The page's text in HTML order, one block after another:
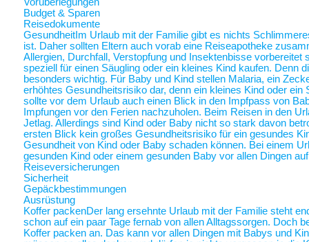
Budget & Sparen
Reisedokumente
Gesundheit Im Urlaub mit der Familie gibt es nichts
ist. Daher sollten Eltern auch vorab eine Reiseapotheke
Allergien, Durchfall, Verstopfung und Insektenbisse
speziell für einen Säugling oder ein kleines Kind kaufen. Denn
besonders wichtig. Für Baby und Kind stellen Malaria, ein
erhöhtes Gesundheitsrisiko dar, denn ein kleines Kind oder
sollte vor dem Urlaub auch einen Blick in den Impfpass von
Impfungen vor den Ferien nachzuholen. Beim Reisen in den
Jetlag. Allerdings sind Kind oder Baby nicht so stark davon
ersten Blick kein großes Gesundheitsrisiko für ein gesundes
Gesundheit von Kind oder Baby schaden können. Bei einem
gesunden Kind oder einem gesunden Baby vor allen Dingen
Reiseversicherungen
Sicherheit
Gepäckbestimmungen
Ausrüstung
Koffer packenDer lang ersehnte Urlaub mit der Familie steht
schon auf ein paar Tage fernab von allen Alltagssorgen. Doch
Koffer packen an. Das kann vor allen Dingen mit Babys und